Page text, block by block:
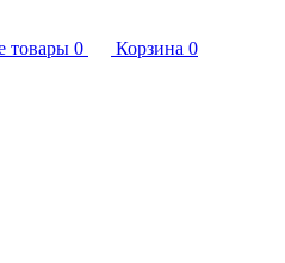
товары 0 Корзина 0